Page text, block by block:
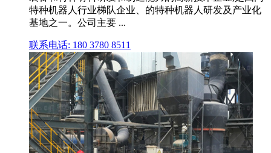
特种机器人行业梯队企业、的特种机器人研发及产业化
基地之一。公司主要 ...
联系电话: 180 3780 8511